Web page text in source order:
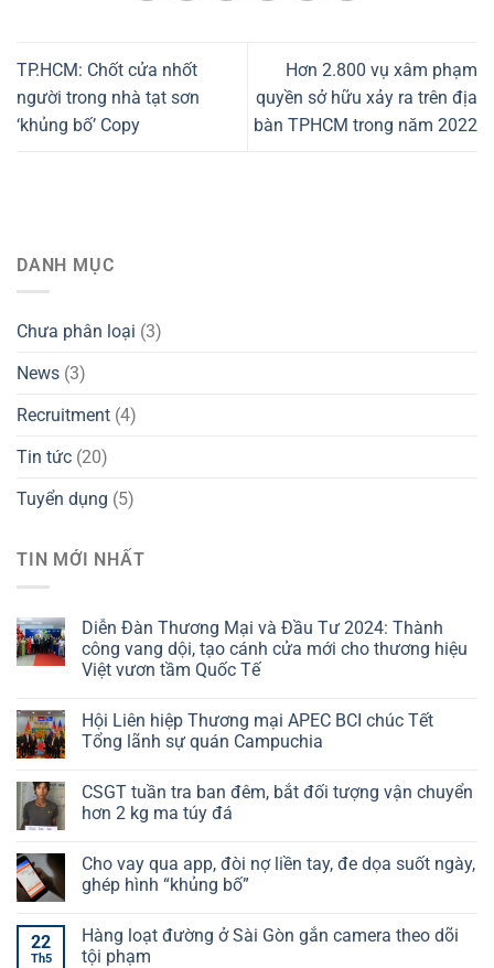
TP.HCM: Chốt cửa nhốt
người trong nhà tạt sơn
‘khủng bố’ Copy
Hơn 2.800 vụ xâm phạm
quyền sở hữu xảy ra trên địa
bàn TPHCM trong năm 2022
DANH MỤC
Chưa phân loại (3)
News (3)
Recruitment (4)
Tin tức (20)
Tuyển dụng (5)
TIN MỚI NHẤT
Diễn Đàn Thương Mại và Đầu Tư 2024: Thành
công vang dội, tạo cánh cửa mới cho thương hiệu
Việt vươn tầm Quốc Tế
Hội Liên hiệp Thương mại APEC BCI chúc Tết
Tổng lãnh sự quán Campuchia
CSGT tuần tra ban đêm, bắt đối tượng vận chuyển
hơn 2 kg ma túy đá
Cho vay qua app, đòi nợ liền tay, đe dọa suốt ngày,
ghép hình “khủng bố”
22
Th5
Hàng loạt đường ở Sài Gòn gắn camera theo dõi
tội phạm